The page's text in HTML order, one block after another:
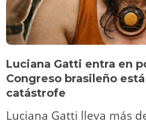
Luciana Gatti entra en
Congreso brasileño
catástrofe
Luciana Gatti lleva más